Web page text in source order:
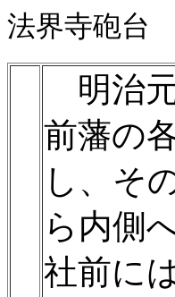
法界寺砲台
明治元
前藩の
し、そ
ら内側
社前に